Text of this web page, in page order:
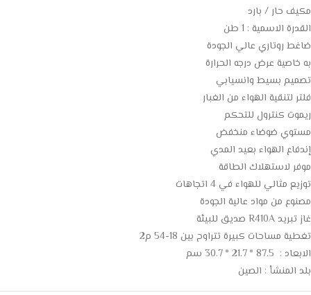
مكيف حار / بارد
القدرة الاسمية : 1 طن
ضاغط روتاري عالي الجودة
به خاصية عرض درجه الحرارة
تصميم بسيط وانسيابي
فلتر لتنقية الهواء من الغبار
ريموت كنترول للتحكم
مستوي ضوضاء منخفض
إندفاع الهواء بعيد المدي
موفر لاستهلاك الطاقة
توزيع مثالي للهواء في 4 اتجاهات
مصنوع من مواد عالية الجودة
غاز تبريد R410A صديق للبيئة
تغطية مساحات كبيرة تتراوح بين 18-54 م2
الابعاد : 87.5 * 21.7 * 30.7 سم
بلد المنشأ : الصين